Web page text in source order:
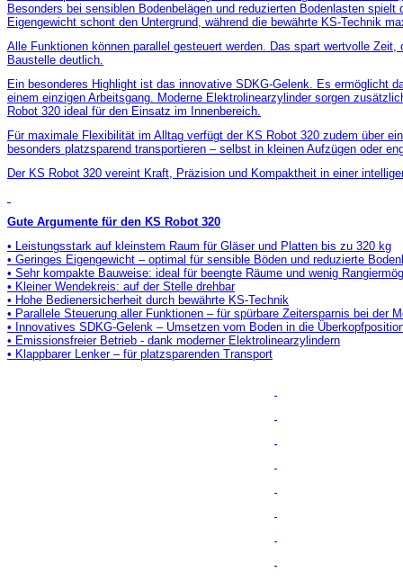
Besonders bei sensiblen Bodenbelägen und reduzierten Bodenlasten
Eigengewicht schont den Untergrund, während die bewährte KS-Technik
Alle Funktionen können parallel gesteuert werden. Das spart wertvolle
Baustelle deutlich.
Ein besonderes Highlight ist das innovative SDKG-Gelenk. Es ermöglicht
einem einzigen Arbeitsgang. Moderne Elektrolinearzylinder sorgen
Robot 320 ideal für den Einsatz im Innenbereich.
Für maximale Flexibilität im Alltag verfügt der KS Robot 320 zudem über
besonders platzsparend transportieren – selbst in kleinen Aufzügen oder
Der KS Robot 320 vereint Kraft, Präzision und Kompaktheit in einer
Gute Argumente für den KS Robot 320
• Leistungsstark auf kleinstem Raum für Gläser und Platten bis zu 320 kg
• Geringes Eigengewicht – optimal für sensible Böden und reduzierte
• Sehr kompakte Bauweise: ideal für beengte Räume und wenig
• Kleiner Wendekreis: auf der Stelle drehbar
• Hohe Bedienersicherheit durch bewährte KS-Technik
• Parallele Steuerung aller Funktionen – für spürbare Zeitersparnis bei der
• Innovatives SDKG-Gelenk – Umsetzen vom Boden in die
• Emissionsfreier Betrieb - dank moderner Elektrolinearzylindern
• Klappbarer Lenker – für platzsparenden Transport